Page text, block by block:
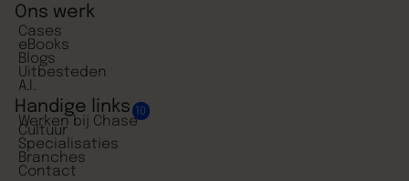
Ons werk
Cases
eBooks
Blogs
Uitbesteden
A.I.
Handige links
Werken bij Chase
10
Cultuur
Specialisaties
Branches
Contact